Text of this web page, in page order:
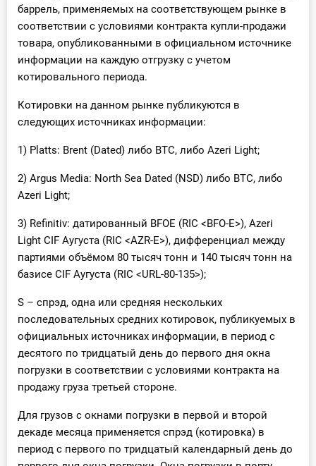
баррель, применяемых на соответствующем рынке в
соответствии с условиями контракта купли-продажи
товара, опубликованными в официальном источнике
информации на каждую отгрузку с учетом
котировального периода.
Котировки на данном рынке публикуются в
следующих источниках информации:
1) Platts: Brent (Dated) либо BTC, либо Azeri Light;
2) Argus Media: North Sea Dated (NSD) либо BTC, либо
Azeri Light;
3) Refinitiv: датированный BFOE (RIC <BFO-E>), Azeri
Light CIF Аугуста (RIC <AZR-E>), дифференциал между
партиями объёмом 80 тысяч тонн и 140 тысяч тонн на
базисе CIF Аугуста (RIC <URL-80-135>);
S – спрэд, одна или средняя нескольких
последовательных средних котировок, публикуемых в
официальных источниках информации, в период с
десятого по тридцатый день до первого дня окна
погрузки в соответствии с условиями контракта на
продажу груза третьей стороне.
Для грузов с окнами погрузки в первой и второй
декаде месяца применяется спрэд (котировка) в
период с первого по тридцатый календарный день до